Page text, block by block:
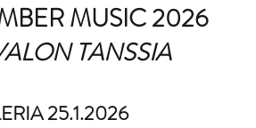
MUSIC 2026
TANSSIA
25.1.2026